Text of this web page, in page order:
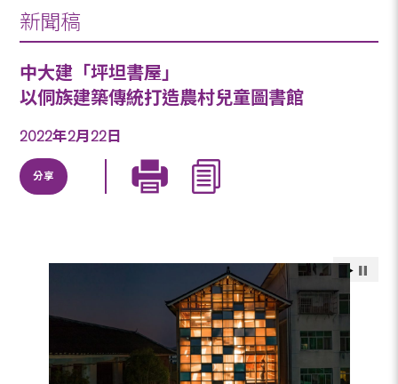
新聞稿
中大建「坪坦書屋」
以侗族建築傳統打造農村兒童圖書館
2022年2月22日
分享